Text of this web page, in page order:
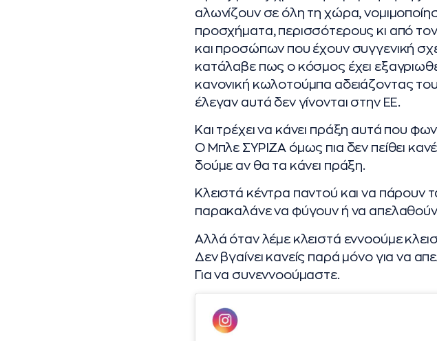
αλωνίζουν σε όλη τη χώρα,
προσχήματα, περισσότερους κι από
και προσώπων που έχουν συγγενική
κατάλαβε πως ο κόσμος έχει
κανονική κωλοτούμπα αδειάζοντας
έλεγαν αυτά δεν γίνονται στην ΕΕ.
Και τρέχει να κάνει πράξη αυτά που
Ο Μπλε ΣΥΡΙΖΑ όμως πια δεν πείθει
δούμε αν θα τα κάνει πράξη.
Κλειστά κέντρα παντού και να πάρουν
παρακαλάνε να φύγουν ή να
Αλλά όταν λέμε κλειστά εννοούμε
Δεν βγαίνει κανείς παρά μόνο για να
Για να συνεννοούμαστε.